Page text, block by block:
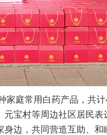
庭常用白药产品，共
宝村等周边社区居民
边，共同营造互助、和